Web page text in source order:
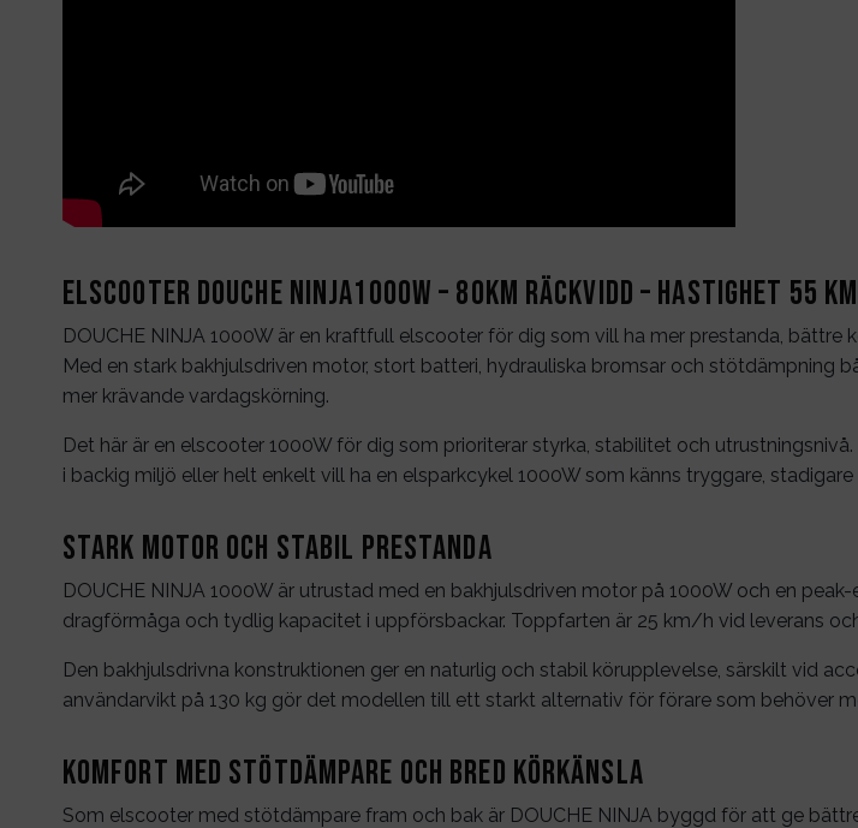
Elscooter DOUCHE NINJA1000W – 80km räckvidd – Hastighet 55
DOUCHE NINJA 1000W är en kraftfull elscooter för dig som vill ha mer prestanda,
Med en stark bakhjulsdriven motor, stort batteri, hydrauliska bromsar och stötdämpning
mer krävande vardagskörning.
Det här är en elscooter 1000W för dig som prioriterar styrka, stabilitet och
i backig miljö eller helt enkelt vill ha en elsparkcykel 1000W som känns tryggare,
Stark motor och stabil prestanda
DOUCHE NINJA 1000W är utrustad med en bakhjulsdriven motor på 1000W och en
dragförmåga och tydlig kapacitet i uppförsbackar. Toppfarten är 25 km/h vid leverans
Den bakhjulsdrivna konstruktionen ger en naturlig och stabil körupplevelse, särskilt vid
användarvikt på 130 kg gör det modellen till ett starkt alternativ för förare som behöver
Komfort med stötdämpare och bred körkänsla
Som elscooter med stötdämpare fram och bak är DOUCHE NINJA byggd för att ge